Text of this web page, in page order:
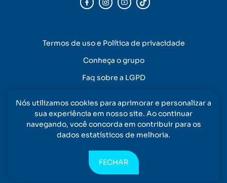
Termos de uso e Política de privacidade
Conheça o grupo
Faq sobre a LGPD
©COPYRIGHT 2026 RAYMUNDO DA FONTE SA
Nós utilizamos cookies para aprimorar e personalizar a
sua experiência em nosso site. Ao continuar
navegando, você concorda em contribuir para os
dados estatísticos de melhoria.
FECHAR